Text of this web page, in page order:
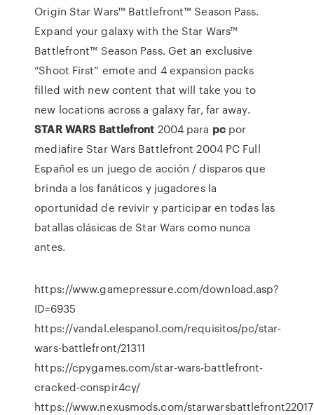
Origin Star Wars™ Battlefront™ Season Pass.
Expand your galaxy with the Star Wars™
Battlefront™ Season Pass. Get an exclusive
“Shoot First” emote and 4 expansion packs
filled with new content that will take you to
new locations across a galaxy far, far away.
STAR WARS Battlefront 2004 para pcpor
mediafire Star Wars Battlefront 2004 PC Full
Español es un juego de acción / disparos que
brinda a los fanáticos y jugadores la
oportunidad de revivir y participar en todas las
batallas clásicas de Star Wars como nunca
antes.
https://www.gamepressure.com/download.asp?
ID=6935
https://vandal.elespanol.com/requisitos/pc/star-
wars-battlefront/21311
https://cpygames.com/star-wars-battlefront-
cracked-conspir4cy/
https://www.nexusmods.com/starwarsbattlefront22017